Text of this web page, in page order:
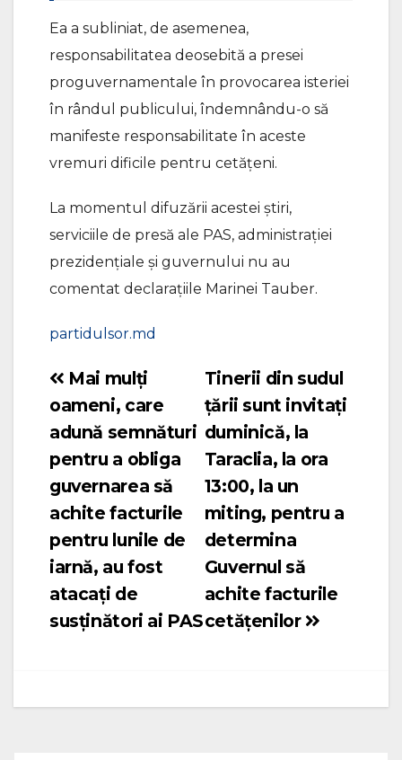
Ea a subliniat, de asemenea,
responsabilitatea deosebită a presei
proguvernamentale în provocarea isteriei
în rândul publicului, îndemnându-o să
manifeste responsabilitate în aceste
vremuri dificile pentru cetățeni.
La momentul difuzării acestei știri,
serviciile de presă ale PAS, administrației
prezidențiale și guvernului nu au
comentat declarațiile Marinei Tauber.
partidulsor.md
Navigare
în
articole
Tinerii din sudul
țării sunt invitați
duminică, la
Taraclia, la ora
13:00, la un
miting, pentru a
determina
Guvernul să
achite facturile
cetățenilor
Mai mulți
oameni, care
adună semnături
pentru a obliga
guvernarea să
achite facturile
pentru lunile de
iarnă, au fost
atacați de
susținători ai PAS